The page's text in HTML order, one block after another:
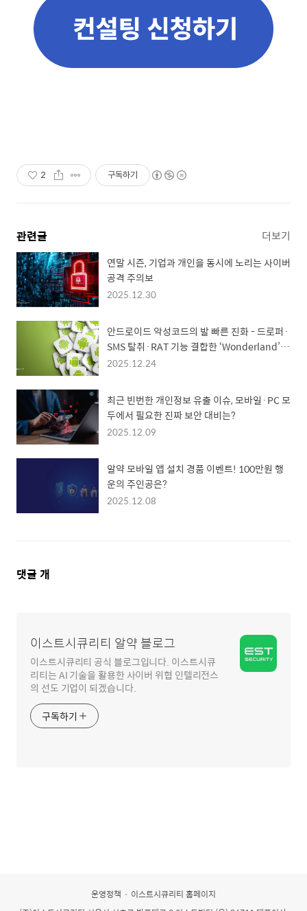
2 구독하기
관련글 더보기
연말 시즌, 기업과 개인을 동시에 노리는 사이버
공격 주의보
2025.12.30
안드로이드 악성코드의 발 빠른 진화 - 드로퍼·
SMS 탈취·RAT 기능 결합한 ‘Wonderland’
확산
2025.12.24
최근 빈번한 개인정보 유출 이슈, 모바일·PC 모
두에서 필요한 진짜 보안 대비는?
2025.12.09
알약 모바일 앱 설치 경품 이벤트! 100만원 행
운의 주인공은?
2025.12.08
댓
댓글 개
이스트시큐리티 알약 블로그
이스트시큐리티 공식 블로그입니다. 이스트시큐
리티는 AI 기술을 활용한 사이버 위협 인텔리전스
의 선도 기업이 되겠습니다.
구독하기
운영정책
이스트시큐리티 홈페이지